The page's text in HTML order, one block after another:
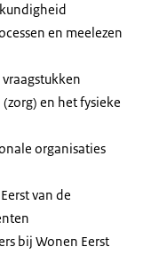
en meelezen
en het fysieke
organisaties
van de
bij Wonen Eerst